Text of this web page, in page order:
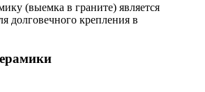
(выемка в граните) является
долговечного крепления в